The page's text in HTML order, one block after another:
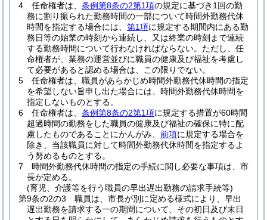
4
任命権者は、 条例第8条の2第1項の規定に基づき1回の勤
務に割り振られた勤務時間の一部について時間外勤務代休
時間を指定する場合には、 第1項に規定する期間内にある勤
務日等の始業の時刻から連続し、又は終業の時刻まで連続
する勤務時間について行わなければならない。 ただし、任
命権者が、業務の運営並びに職員の健康及び福祉を考慮し
て必要があると認める場合は、この限りでない。
5
任命権者は、職員があらかじめ時間外勤務代休時間の指定
を希望しない旨申し出た場合には、時間外勤務代休時間を
指定しないものとする。
6
任命権者は、 条例第8条の2第1項に規定する措置が60時間
超過時間の勤務をした職員の健康及び福祉の確保に特に配
慮したものであることにかんがみ、 前項に規定する場合を
除き、当該職員に対して時間外勤務代休時間を指定するよ
う努めるものとする。
7
時間外勤務代休時間の指定の手続に関し必要な事項は、市
長が定める。
(育児、介護等を行う職員の早出遅出勤務の請求手続等)
第9条の2の3
職員は、市長が別に定める様式により、早出
遅出勤務を請求する一の期間について、その初日及び末日